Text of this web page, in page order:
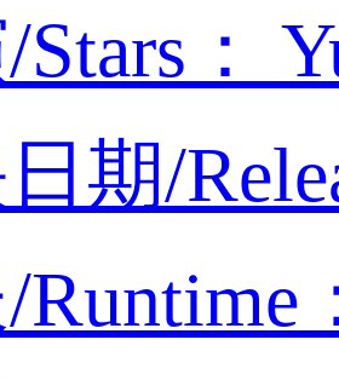
：
期/
Runtime